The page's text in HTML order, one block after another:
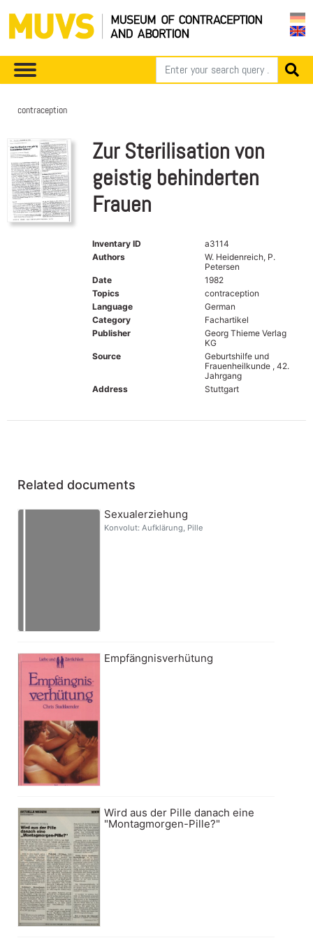
contraception
Zur Sterilisation von
geistig behinderten
Frauen
Inventary ID
a3114
Authors
W. Heidenreich, P.
Petersen
Date
1982
Topics
contraception
Language
German
Category
Fachartikel
Publisher
Georg Thieme Verlag
KG
Source
Geburtshilfe und
Frauenheilkunde , 42.
Jahrgang
Address
Stuttgart
Related documents
Sexualerziehung
Konvolut: Aufklärung, Pille
Empfängnisverhütung
Wird aus der Pille danach eine
"Montagmorgen-Pille?"